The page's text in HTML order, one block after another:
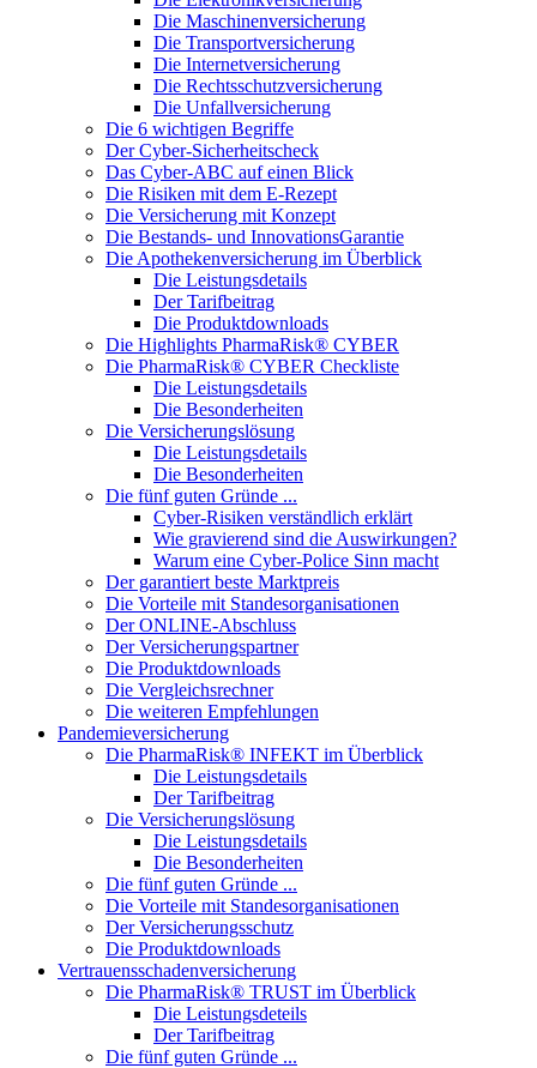
Die Maschinenversicherung
Die Transportversicherung
Die Internetversicherung
Die Rechtsschutzversicherung
Die Unfallversicherung
Die 6 wichtigen Begriffe
Der Cyber-Sicher­heits­check
Das Cyber-ABC auf einen Blick
Die Risiken mit dem E-Rezept
Die Versicherung mit Konzept
Die Bestands- und InnovationsGarantie
Die Apothekenversicherung im Überblick
Die Leistungsdetails
Der Tarifbeitrag
Die Produktdownloads
Die Highlights PharmaRisk® CYBER
Die PharmaRisk® CYBER Checkliste
Die Leistungsdetails
Die Besonderheiten
Die Versicherungslösung
Die Leistungsdetails
Die Besonderheiten
Die fünf guten Gründe ...
Cyber-Risiken verständlich erklärt
Wie gravierend sind die Auswirkungen?
Warum eine Cyber-Police Sinn macht
Der garantiert beste Marktpreis
Die Vorteile mit Standesorganisationen
Der ONLINE-Abschluss
Der Versicherungspartner
Die Produktdownloads
Die Vergleichsrechner
Die weiteren Empfehlungen
Pandemieversicherung
Die PharmaRisk® INFEKT im Überblick
Die Leistungsdetails
Der Tarifbeitrag
Die Versicherungslösung
Die Leistungsdetails
Die Besonderheiten
Die fünf guten Gründe ...
Die Vorteile mit Standesorganisationen
Der Versicherungsschutz
Die Produktdownloads
Vertrauensschadenversicherung
Die PharmaRisk® TRUST im Überblick
Die Leistungsdeteils
Der Tarifbeitrag
Die fünf guten Gründe ...